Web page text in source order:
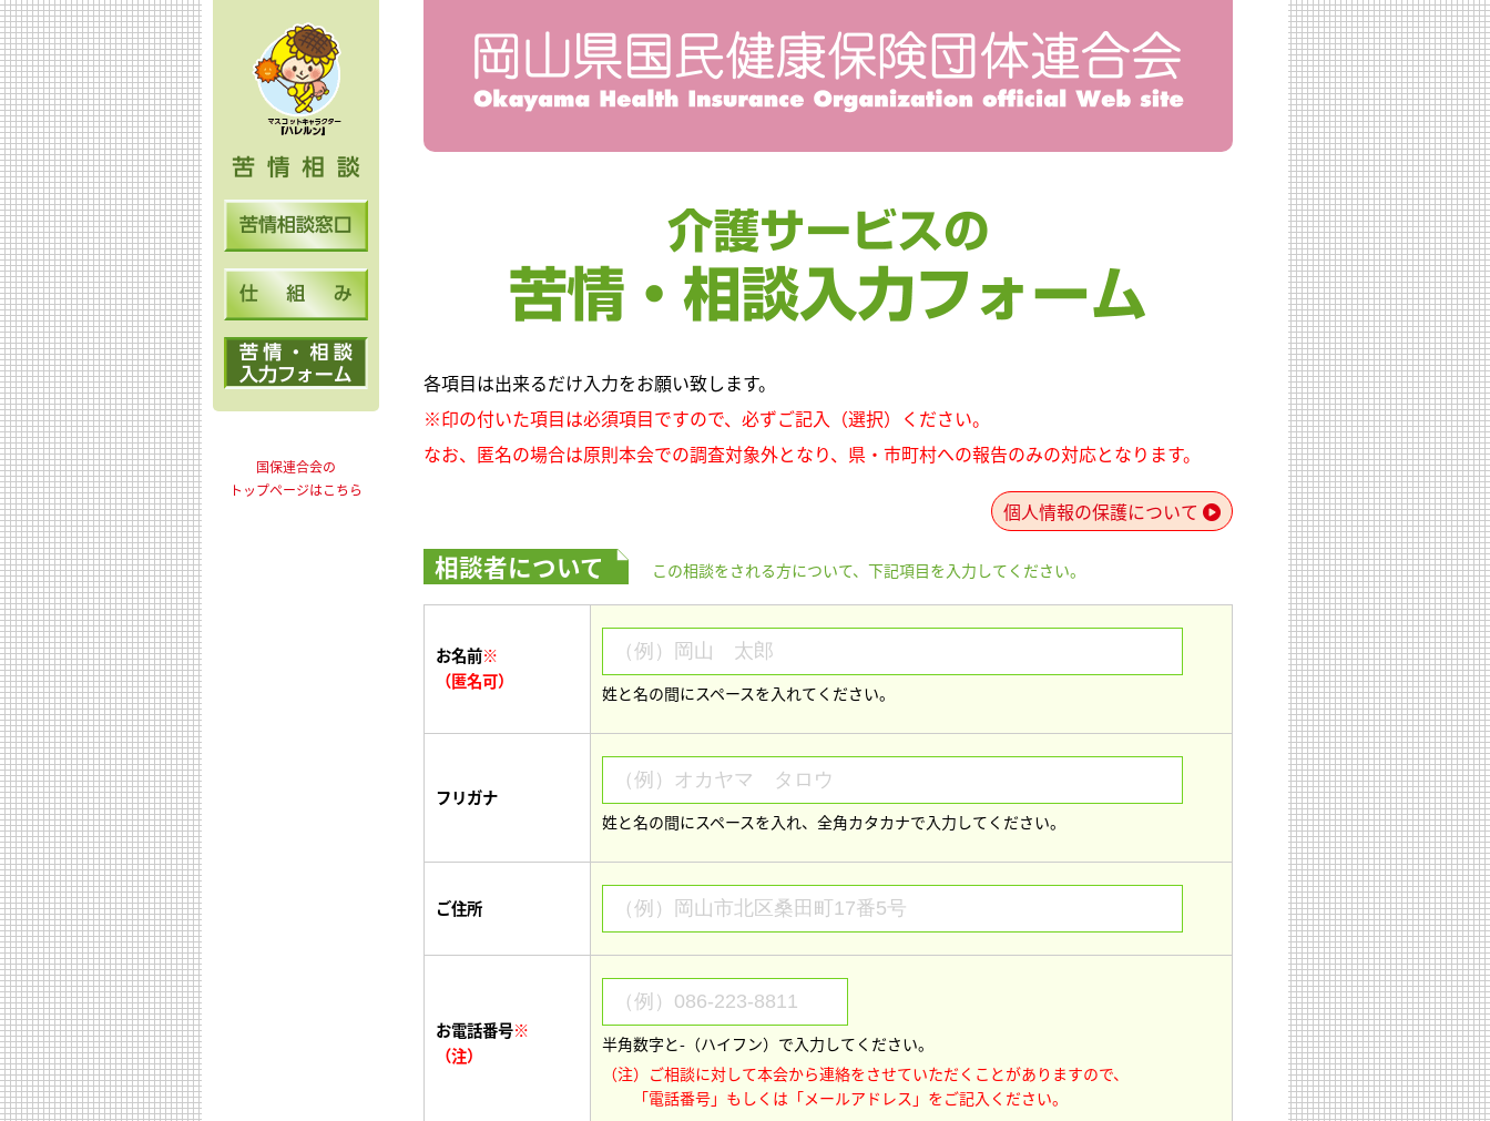
国保連合会の
トップページはこちら
各項目は出来るだけ入力をお願い致します。
※印の付いた項目は必須項目ですので、必ずご記入（選択）ください。
なお、匿名の場合は原則本会での調査対象外となり、県・市町村への報告のみの対応となります。
個人情報の保護について
相談者について この相談をされる方について、下記項目を入力してください。
お名前※
（匿名可）
姓と名の間にスペースを入れてください。
フリガナ
姓と名の間にスペースを入れ、全角カタカナで入力してください。
ご住所
お電話番号※
（注）
半角数字と-（ハイフン）で入力してください。
（注）ご相談に対して本会から連絡をさせていただくことがありますので、
「電話番号」もしくは「メールアドレス」をご記入ください。